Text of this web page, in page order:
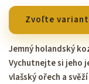
Zvoľte variant
Jemný holandský
Vychutnejte si jeho
vlašský ořech a